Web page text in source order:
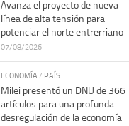
Avanza el proyecto de nueva
línea de alta tensión para
potenciar el norte entrerriano
07/08/2026
ECONOMÍA / PAÍS
Milei presentó un DNU de 366
artículos para una profunda
desregulación de la economía